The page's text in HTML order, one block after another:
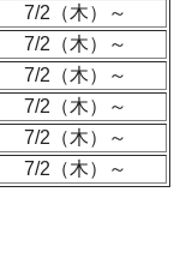
7/2（木）～
7/2（木）～
7/2（木）～
7/2（木）～
7/2（木）～
7/2（木）～